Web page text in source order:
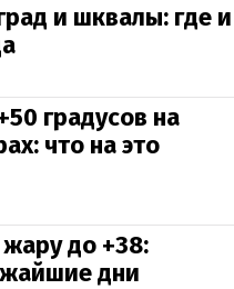
и шквалы: где и
градусов на
что на это
до +38:
дни